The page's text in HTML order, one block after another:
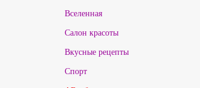
Вселенная
Салон красоты
Вкусные рецепты
Спорт